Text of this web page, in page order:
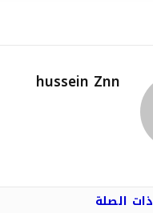
hussein Znn
ذات الصلة